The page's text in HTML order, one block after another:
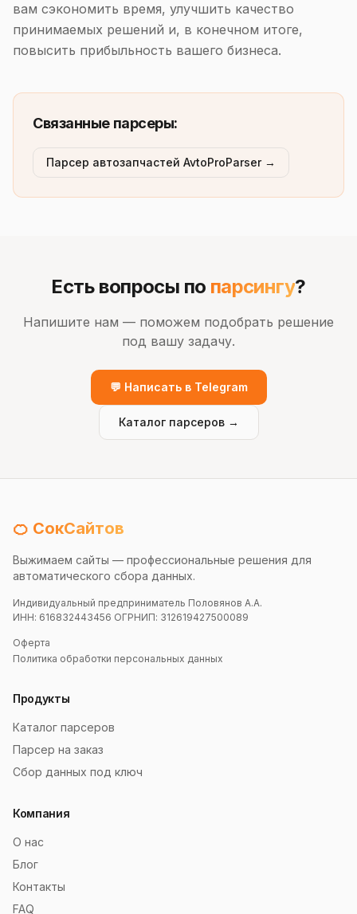
вам сэкономить время, улучшить качество
принимаемых решений и, в конечном итоге,
повысить прибыльность вашего бизнеса.
Связанные парсеры:
Парсер автозапчастей AvtoProParser →
Есть вопросы по парсингу?
Напишите нам — поможем подобрать решение
под вашу задачу.
💬 Написать в Telegram
Каталог парсеров →
🍊 СокСайтов
Выжимаем сайты — профессиональные решения для
автоматического сбора данных.
Индивидуальный предприниматель Половянов А.А.
ИНН: 616832443456 ОГРНИП: 312619427500089
Оферта
Политика обработки персональных данных
Продукты
Каталог парсеров
Парсер на заказ
Сбор данных под ключ
Компания
О нас
Блог
Контакты
FAQ